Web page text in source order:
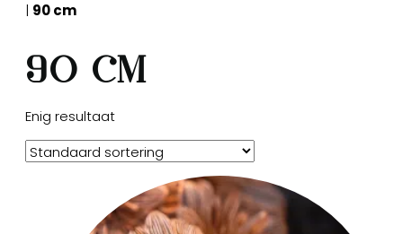
| 90 cm
90 cm
Enig resultaat